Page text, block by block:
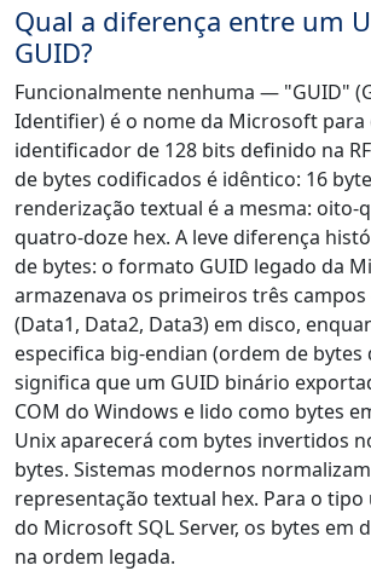
Qual a diferença entre um
GUID?
Funcionalmente nenhuma — "GUID"
Identifier) é o nome da Microsoft para
identificador de 128 bits definido na
de bytes codificados é idêntico: 16
renderização textual é a mesma:
quatro-doze hex. A leve diferença
de bytes: o formato GUID legado da
armazenava os primeiros três
(Data1, Data2, Data3) em disco,
especifica big-endian (ordem de bytes
significa que um GUID binário
COM do Windows e lido como bytes
Unix aparecerá com bytes invertidos
bytes. Sistemas modernos
representação textual hex. Para o
do Microsoft SQL Server, os bytes em
na ordem legada.